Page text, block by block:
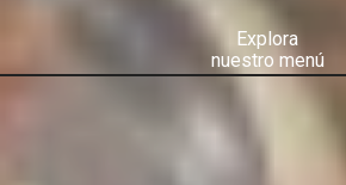
Explora
nuestro menú